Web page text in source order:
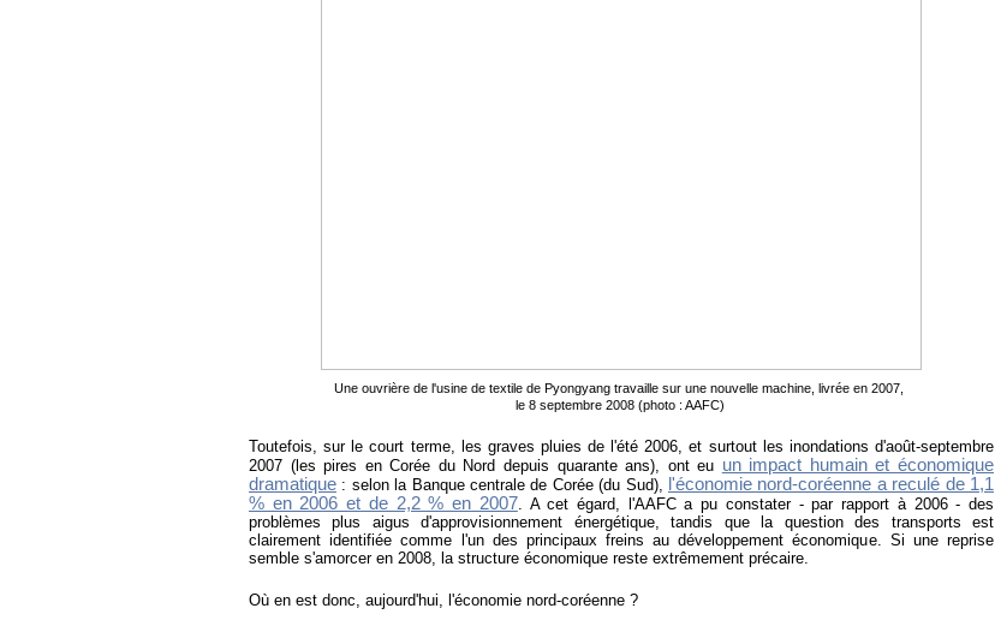
Une ouvrière de l'usine de textile de Pyongyang travaille sur une nouvelle machine, livrée en 2007,
le 8 septembre 2008 (photo : AAFC)
Toutefois, sur le court terme, les graves pluies de l'été 2006, et surtout les inondations d'août-septembre
2007 (les pires en Corée du Nord depuis quarante ans), ont eu un impact humain et économique
dramatique : selon la Banque centrale de Corée (du Sud), l'économie nord-coréenne a reculé de 1,1
% en 2006 et de 2,2 % en 2007. A cet égard, l'AAFC a pu constater - par rapport à 2006 - des
problèmes plus aigus d'approvisionnement énergétique, tandis que la question des transports est
clairement identifiée comme l'un des principaux freins au développement économique. Si une reprise
semble s'amorcer en 2008, la structure économique reste extrêmement précaire.
Où en est donc, aujourd'hui, l'économie nord-coréenne ?